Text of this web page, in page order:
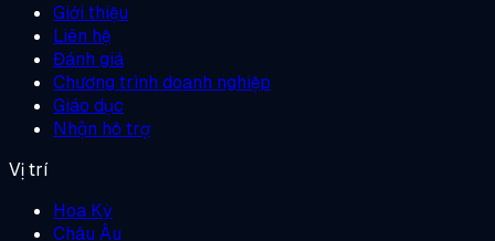
Giới thiệu
Liên hệ
Đánh giá
Chương trình doanh nghiệp
Giáo dục
Nhận hỗ trợ
Vị trí
Hoa Kỳ
Châu Âu